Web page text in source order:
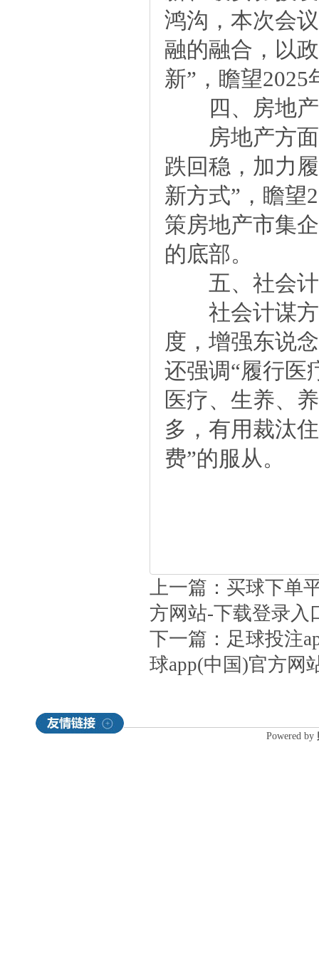
鸿沟，本次会
融的融合，以
新”，瞻望
四、房地产
房地产方面
跌回稳，加力
新方式”，瞻望
策房地产市集
的底部。
五、社会计
社会计谋方
度，增强东说
还强调“履行医
医疗、生养、
多，有用裁汰
费”的服从。
上一篇： 买球下单
方网站-下载登录入
下一篇： 足球投注
球app(中国)官方网
Poweredby